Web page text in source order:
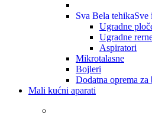
Sva Bela tehikaSve
Ugradne
Ugradne
Aspiratori
Mikrotalasne
Bojleri
Dodatna oprema za
Mali kućni aparati